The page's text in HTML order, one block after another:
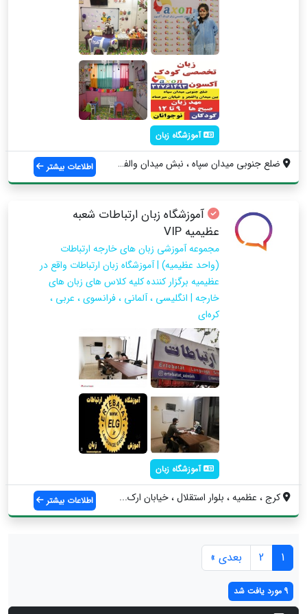
آموزشگاه زبان
ضلع جنوبی میدان سپاه ، نبش میدان والفجر ... اطلاعات بیشتر
آموزشگاه زبان ارتباطات شعبه
عظیمیه VIP
مجموعه آموزشی زبان های خارجه ارتباطات
(واحد عظیمیه) | آموزشگاه زبان ارتباطات واقع در
عظیمیه برگزار کننده کلیه کلاس های زبان های
خارجه | انگلیسی ، آلمانی ، فرانسوی ، عربی ،
کره‌ای
آموزشگاه زبان
کرج ، عظمیه ، بلوار استقلال ، خیابان ارک... اطلاعات بیشتر
1
2 بعدی »
9 مورد یافت شد